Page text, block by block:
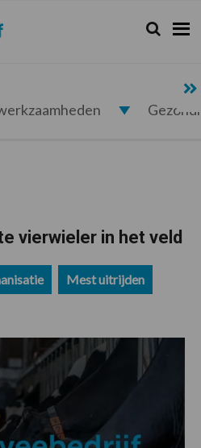
Zoeken...
Zoek
vierwieler in het veld
Mest uitrijden